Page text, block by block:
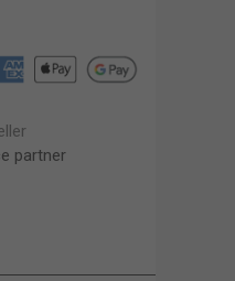
partner